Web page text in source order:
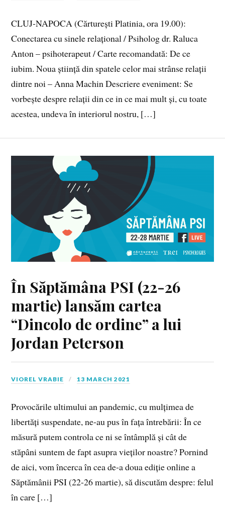
CLUJ-NAPOCA (Cărturești Platinia, ora 19.00):
Conectarea cu sinele relațional / Psiholog dr. Raluca
Anton – psihoterapeut / Carte recomandată: De ce
iubim. Noua știință din spatele celor mai strânse relații
dintre noi – Anna Machin Descriere eveniment: Se
vorbește despre relații din ce in ce mai mult și, cu toate
acestea, undeva în interiorul nostru, […]
În Săptămâna PSI (22-26
martie) lansăm cartea
“Dincolo de ordine” a lui
Jordan Peterson
VIOREL VRABIE 13 MARCH 2021
Provocările ultimului an pandemic, cu mulțimea de
libertăți suspendate, ne-au pus în fața întrebării: În ce
măsură putem controla ce ni se întâmplă și cât de
stăpâni suntem de fapt asupra vieților noastre? Pornind
de aici, vom încerca în cea de-a doua ediție online a
Săptămânii PSI (22-26 martie), să discutăm despre: felul
în care […]